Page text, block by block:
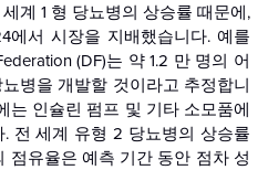
계 1 형 당뇨병의 상승률 때문에,
에서 시장을 지배했습니다. 예를
(DF)는 약 1.2 만 명의 어
병을 개발할 것이라고 추정합니
는 인슐린 펌프 및 기타 소모품에
전 세계 유형 2 당뇨병의 상승률
점유율은 예측 기간 동안 점차 성